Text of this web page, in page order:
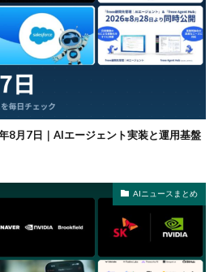
8月7日｜AIエージェント実装と運用基盤
AIニュースまとめ